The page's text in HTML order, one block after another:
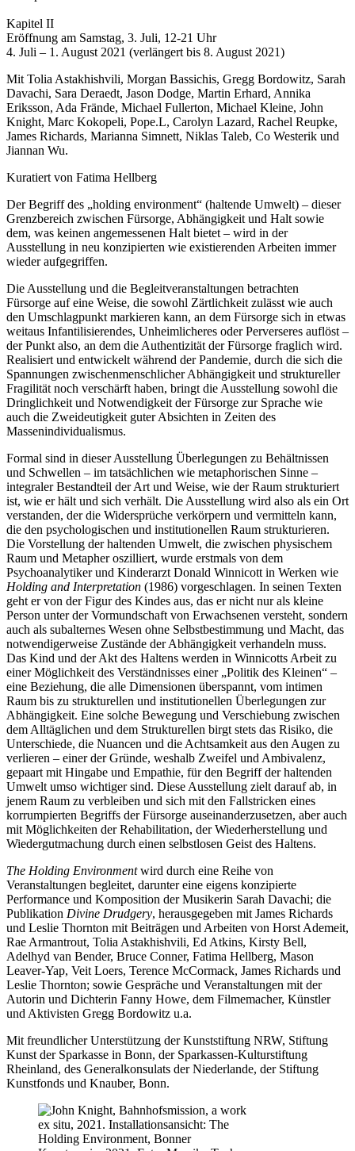
Kapitel II
Eröffnung am Samstag, 3. Juli, 12-21 Uhr
4. Juli – 1. August 2021 (verlängert bis 8. August 2021)
Mit Tolia Astakhishvili, Morgan Bassichis, Gregg Bordowitz, Sarah
Davachi, Sara Deraedt, Jason Dodge, Martin Erhard, Annika
Eriksson, Ada Frände, Michael Fullerton, Michael Kleine, John
Knight, Marc Kokopeli, Pope.L, Carolyn Lazard, Rachel Reupke,
James Richards, Marianna Simnett, Niklas Taleb, Co Westerik und
Jiannan Wu.
Kuratiert von Fatima Hellberg
Der Begriff des „holding environment“ (haltende Umwelt) – dieser
Grenzbereich zwischen Fürsorge, Abhängigkeit und Halt sowie
dem, was keinen angemessenen Halt bietet – wird in der
Ausstellung in neu konzipierten wie existierenden Arbeiten immer
wieder aufgegriffen.
Die Ausstellung und die Begleitveranstaltungen betrachten
Fürsorge auf eine Weise, die sowohl Zärtlichkeit zulässt wie auch
den Umschlagpunkt markieren kann, an dem Fürsorge sich in etwas
weitaus Infantilisierendes, Unheimlicheres oder Perverseres auflöst –
der Punkt also, an dem die Authentizität der Fürsorge fraglich wird.
Realisiert und entwickelt während der Pandemie, durch die sich die
Spannungen zwischenmenschlicher Abhängigkeit und struktureller
Fragilität noch verschärft haben, bringt die Ausstellung sowohl die
Dringlichkeit und Notwendigkeit der Fürsorge zur Sprache wie
auch die Zweideutigkeit guter Absichten in Zeiten des
Massenindividualismus.
Formal sind in dieser Ausstellung Überlegungen zu Behältnissen
und Schwellen – im tatsächlichen wie metaphorischen Sinne –
integraler Bestandteil der Art und Weise, wie der Raum strukturiert
ist, wie er hält und sich verhält. Die Ausstellung wird also als ein Ort
verstanden, der die Widersprüche verkörpern und vermitteln kann,
die den psychologischen und institutionellen Raum strukturieren.
Die Vorstellung der haltenden Umwelt, die zwischen physischem
Raum und Metapher oszilliert, wurde erstmals von dem
Psychoanalytiker und Kinderarzt Donald Winnicott in Werken wie
Holding and Interpretation (1986) vorgeschlagen. In seinen Texten
geht er von der Figur des Kindes aus, das er nicht nur als kleine
Person unter der Vormundschaft von Erwachsenen versteht, sondern
auch als subalternes Wesen ohne Selbstbestimmung und Macht, das
notwendigerweise Zustände der Abhängigkeit verhandeln muss.
Das Kind und der Akt des Haltens werden in Winnicotts Arbeit zu
einer Möglichkeit des Verständnisses einer „Politik des Kleinen“ –
eine Beziehung, die alle Dimensionen überspannt, vom intimen
Raum bis zu strukturellen und institutionellen Überlegungen zur
Abhängigkeit. Eine solche Bewegung und Verschiebung zwischen
dem Alltäglichen und dem Strukturellen birgt stets das Risiko, die
Unterschiede, die Nuancen und die Achtsamkeit aus den Augen zu
verlieren – einer der Gründe, weshalb Zweifel und Ambivalenz,
gepaart mit Hingabe und Empathie, für den Begriff der haltenden
Umwelt umso wichtiger sind. Diese Ausstellung zielt darauf ab, in
jenem Raum zu verbleiben und sich mit den Fallstricken eines
korrumpierten Begriffs der Fürsorge auseinanderzusetzen, aber auch
mit Möglichkeiten der Rehabilitation, der Wiederherstellung und
Wiedergutmachung durch einen selbstlosen Geist des Haltens.
The Holding Environmentwird durch eine Reihe von
Veranstaltungen begleitet, darunter eine eigens konzipierte
Performance und Komposition der Musikerin Sarah Davachi; die
Publikation Divine Drudgery, herausgegeben mit James Richards
und Leslie Thornton mit Beiträgen und Arbeiten von Horst Ademeit,
Rae Armantrout, Tolia Astakhishvili, Ed Atkins, Kirsty Bell,
Adelhyd van Bender, Bruce Conner, Fatima Hellberg, Mason
Leaver-Yap, Veit Loers, Terence McCormack, James Richards und
Leslie Thornton; sowie Gespräche und Veranstaltungen mit der
Autorin und Dichterin Fanny Howe, dem Filmemacher, Künstler
und Aktivisten Gregg Bordowitz u.a.
Mit freundlicher Unterstützung der Kunststiftung NRW, Stiftung
Kunst der Sparkasse in Bonn, der Sparkassen-Kulturstiftung
Rheinland, des Generalkonsulats der Niederlande, der Stiftung
Kunstfonds und Knauber, Bonn.